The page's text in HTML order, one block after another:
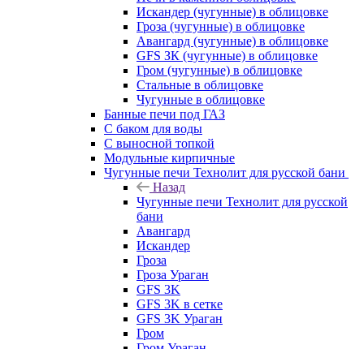
Искандер (чугунные) в облицовке
Гроза (чугунные) в облицовке
Авангард (чугунные) в облицовке
GFS ЗК (чугунные) в облицовке
Гром (чугунные) в облицовке
Стальные в облицовке
Чугунные в облицовке
Банные печи под ГАЗ
С баком для воды
С выносной топкой
Модульные кирпичные
Чугунные печи Технолит для русской бани
Назад
Чугунные печи Технолит для русской
бани
Авангард
Искандер
Гроза
Гроза Ураган
GFS 3K
GFS 3K в сетке
GFS 3K Ураган
Гром